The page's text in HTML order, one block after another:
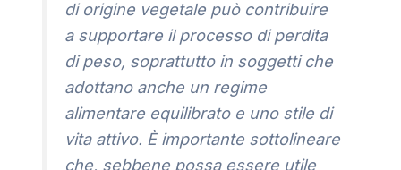
di origine vegetale può contribuire
a supportare il processo di perdita
di peso, soprattutto in soggetti che
adottano anche un regime
alimentare equilibrato e uno stile di
vita attivo. È importante sottolineare
che, sebbene possa essere utile